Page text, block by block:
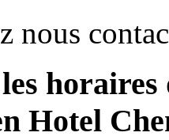
nous
Hotel